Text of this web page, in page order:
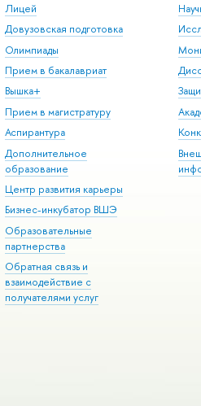
Лицей
Довузовская подготовка
Олимпиады
Прием в бакалавриат
Вышка+
Прием в магистратуру
Аспирантура
Дополнительное
образование
Центр развития карьеры
Бизнес-инкубатор ВШЭ
Образовательные
партнерства
Обратная связь и
взаимодействие с
получателями услуг